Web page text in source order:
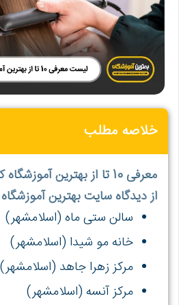
خلاصه مطلب
معرفی 10 تا از بهترین
از دیدگاه سایت بهترین آموزشگاه
سالن ستی ماه (اسلامشهر)
خانه مو شیدا (اسلامشهر)
مرکز زهرا جاهد (اسلامشهر)
مرکز آنسه (اسلامشهر)